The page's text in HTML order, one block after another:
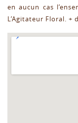
en aucun cas
L’Agitateur Floral. +